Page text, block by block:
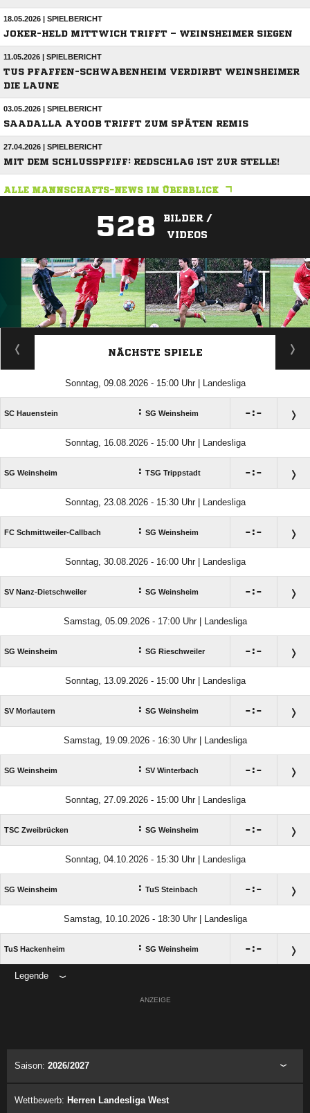
18.05.2026 | SPIELBERICHT
JOKER-HELD MITTWICH TRIFFT – WEINSHEIMER SIEGEN
11.05.2026 | SPIELBERICHT
TUS PFAFFEN-SCHWABENHEIM VERDIRBT WEINSHEIMER
DIE LAUNE
03.05.2026 | SPIELBERICHT
SAADALLA AYOOB TRIFFT ZUM SPÄTEN REMIS
27.04.2026 | SPIELBERICHT
MIT DEM SCHLUSSPFIFF: REDSCHLAG IST ZUR STELLE!
ALLE MANNSCHAFTS-NEWS IM ÜBERBLICK
528
BILDER /
VIDEOS
ANZEIGE
NÄCHSTE SPIELE
Sonntag, 09.08.2026 - 15:00 Uhr | Landesliga
SC Hauenstein : SG Weinsheim :
Sonntag, 16.08.2026 - 15:00 Uhr | Landesliga
SG Weinsheim : TSG Trippstadt :
Sonntag, 23.08.2026 - 15:30 Uhr | Landesliga
FC Schmittweiler-Callbach : SG Weinsheim :
Sonntag, 30.08.2026 - 16:00 Uhr | Landesliga
SV Nanz-Dietschweiler : SG Weinsheim :
Samstag, 05.09.2026 - 17:00 Uhr | Landesliga
SG Weinsheim : SG Rieschweiler :
Sonntag, 13.09.2026 - 15:00 Uhr | Landesliga
SV Morlautern : SG Weinsheim :
Samstag, 19.09.2026 - 16:30 Uhr | Landesliga
SG Weinsheim : SV Winterbach :
Sonntag, 27.09.2026 - 15:00 Uhr | Landesliga
TSC Zweibrücken : SG Weinsheim :
Sonntag, 04.10.2026 - 15:30 Uhr | Landesliga
SG Weinsheim : TuS Steinbach :
Samstag, 10.10.2026 - 18:30 Uhr | Landesliga
TuS Hackenheim : SG Weinsheim :
Legende
ANZEIGE
Saison: 2026/2027
Wettbewerb: Herren Landesliga West